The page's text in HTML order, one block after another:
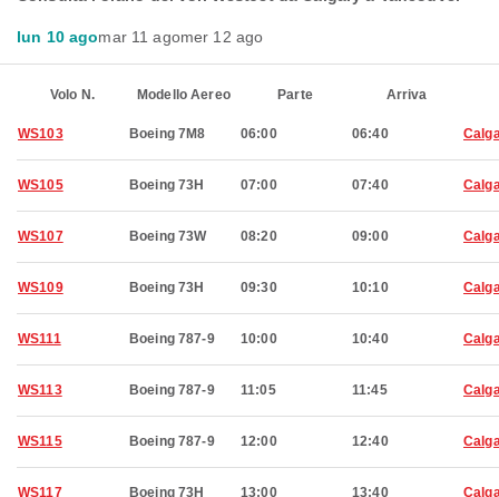
lun 10 agomar 11 agomer 12 ago
Volo N. Modello Aereo Parte Arriva
WS103 Boeing 7M8 06:00 06:40
WS105 Boeing 73H 07:00 07:40
WS107 Boeing 73W 08:20 09:00
WS109 Boeing 73H 09:30 10:10
WS111 Boeing 787-9 10:00 10:40
WS113 Boeing 787-9 11:05 11:45
WS115 Boeing 787-9 12:00 12:40
WS117 Boeing 73H 13:00 13:40